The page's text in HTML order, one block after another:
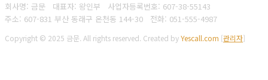
회사명: 금문 대표자: 왕인부 사업자등록번호: 607-38-55143
주소: 607-831 부산 동래구 온천동 144-30 전화: 051-555-4987
Copyright © 2025 금문. All rights reserved. Created byYescall.com [관리자]